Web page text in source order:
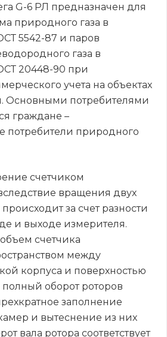
G-6 РЛ предназначен для
природного газа в
5542-87 и паров
газа в
20448-90 при
учета на объектах
Основными потребителями
граждане –
потребители природного
счетчиком
вращения двух
за счет разности
и выходе измерителя.
счетчика
между
корпуса и поверхностью
оборот роторов
заполнение
и вытеснение из них
вала ротора соответствует